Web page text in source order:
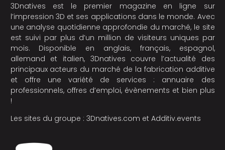
3Dnatives est le premier magazine en ligne sur
l’impression 3D et ses applications dans le monde. Avec
une analyse quotidienne approfondie du marché, le site
est suivi par plus d’un million de visiteurs uniques par
mois. Disponible en anglais, français, espagnol,
allemand et italien, 3Dnatives couvre l’actualité des
principaux acteurs du marché de la fabrication additive
et offre une variété de services : annuaire des
professionnels, offres d’emploi, évènements et bien plus
!
Les sites du groupe : 3Dnatives.com et Additiv.events